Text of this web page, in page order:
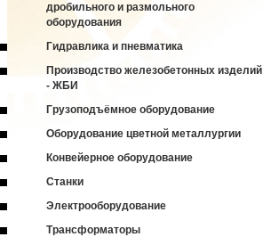
дробильного и размольного
оборудования
Гидравлика и пневматика
Производство железобетонных изделий
- ЖБИ
Грузоподъёмное оборудование
Оборудование цветной металлургии
Конвейерное оборудование
Станки
Электрооборудование
Трансформаторы